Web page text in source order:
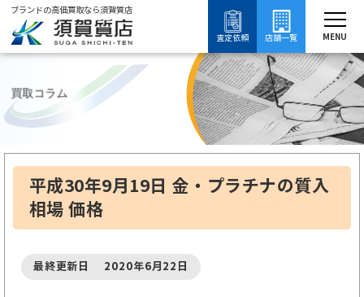
ブランドの高価買取なら須賀質店
査定依頼
店舗一覧 MENU
ブランド買取 買取コラム 質入れ・質預かり 金・プラチナの質入れについて知る
買取コラム
平成30年9月19日 金・プラチナの質入
相場 価格
最終更新日 2020年6月22日